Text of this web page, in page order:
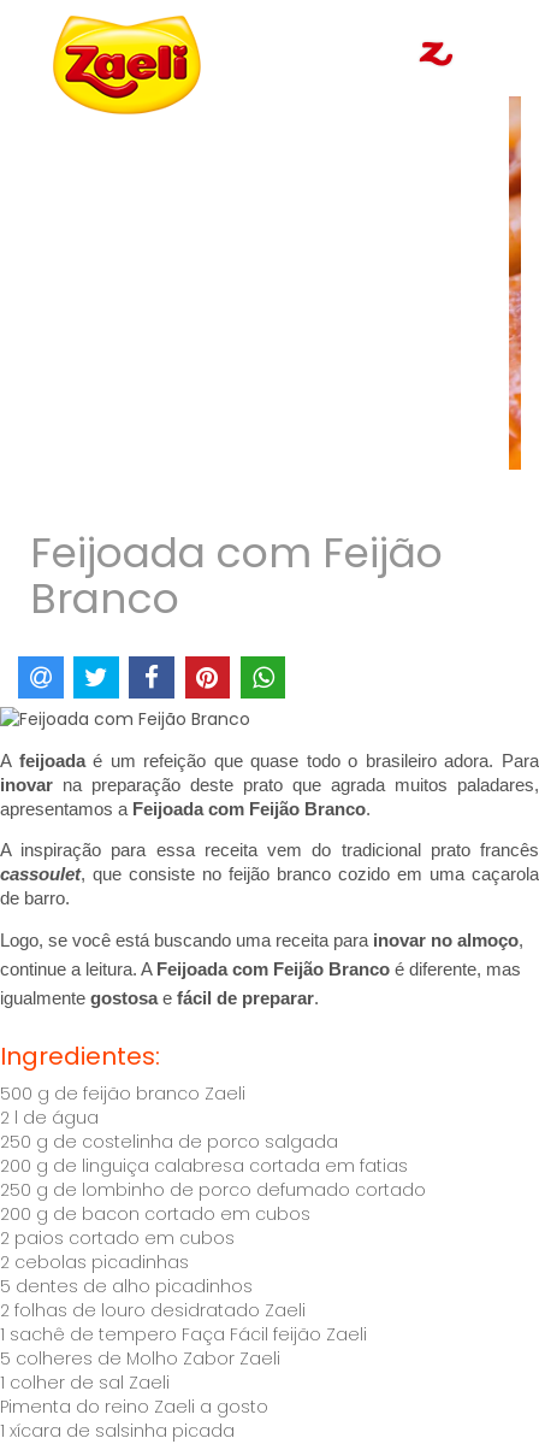
Feijoada com Feijão
Branco
A feijoada
inovar na preparação deste prato que agrada muitos paladares,
apresentamos a Feijoada com Feijão Branco.
cassoulet, que consiste no feijão branco cozido em uma caçarola
de barro.
Logo, se você está buscando uma receita para inovar no almoço,
continue a leitura. A Feijoada com Feijão Branco é diferente, mas
igualmente gostosa e fácil de preparar.
Ingredientes:
500 g de feijão branco Zaeli
2 l de água
250 g de costelinha de porco salgada
200 g de linguiça calabresa cortada em fatias
250 g de lombinho de porco defumado cortado
200 g de bacon cortado em cubos
2 paios cortado em cubos
2 cebolas picadinhas
5 dentes de alho picadinhos
2 folhas de louro desidratado Zaeli
1 sachê de tempero Faça Fácil feijão Zaeli
5 colheres de Molho Zabor Zaeli
1 colher de sal Zaeli
Pimenta do reino Zaeli a gosto
1 xícara de salsinha picada